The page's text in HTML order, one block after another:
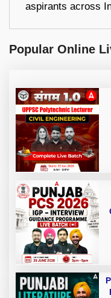
aspirants across
Popular Online